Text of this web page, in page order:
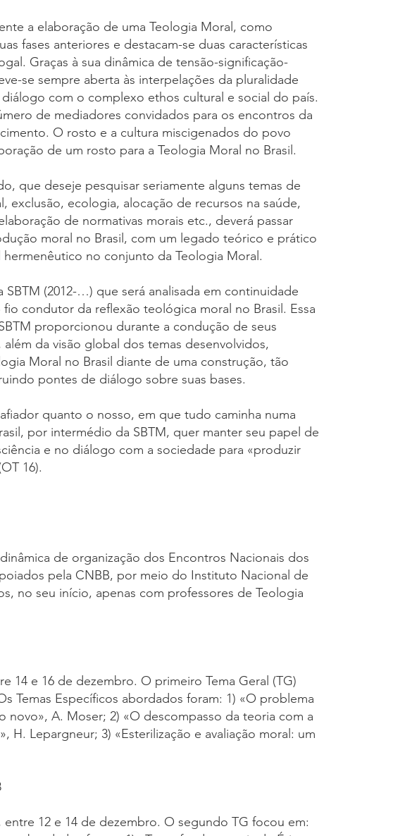
a elaboração de uma Teologia Moral, como
fases anteriores e destacam-se duas características
Graças à sua dinâmica de tensão-significação-
se sempre aberta às interpelações da pluralidade
com o complexo ethos cultural e social do país.
de mediadores convidados para os encontros da
O rosto e a cultura miscigenados do povo
de um rosto para a Teologia Moral no Brasil.
que deseje pesquisar seriamente alguns temas de
exclusão, ecologia, alocação de recursos na saúde,
de normativas morais etc., deverá passar
moral no Brasil, com um legado teórico e prático
no conjunto da Teologia Moral.
SBTM (2012-…) que será analisada em continuidade
condutor da reflexão teológica moral no Brasil. Essa
proporcionou durante a condução de seus
da visão global dos temas desenvolvidos,
Moral no Brasil diante de uma construção, tão
pontes de diálogo sobre suas bases.
quanto o nosso, em que tudo caminha numa
por intermédio da SBTM, quer manter seu papel de
e no diálogo com a sociedade para «produzir
16).
de organização dos Encontros Nacionais dos
pela CNBB, por meio do Instituto Nacional de
no seu início, apenas com professores de Teologia
14 e 16 de dezembro. O primeiro Tema Geral (TG)
Temas Específicos abordados foram: 1) «O problema
novo», A. Moser; 2) «O descompasso da teoria com a
H. Lepargneur; 3) «Esterilização e avaliação moral: um
12 e 14 de dezembro. O segundo TG focou em: